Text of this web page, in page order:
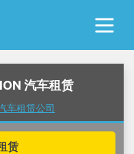
汽车租赁
车租赁公司
赁